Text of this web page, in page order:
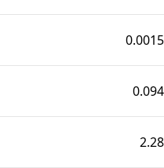
0.0015
0.094
2.28